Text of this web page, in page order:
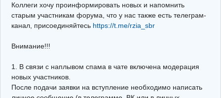
Архив
Почта
Поиск релейщика
Видео РЗиА
Коллеги хочу проинформировать новых и напомнить
старым участникам форума, что у нас также есть телеграм-
канал, присоединяйтесь https://t.me/rzia_sbr
Внимание!!!
1. В связи с наплывом спама в чате включена модерация
новых участников.
После подачи заявки на вступление необходимо написать